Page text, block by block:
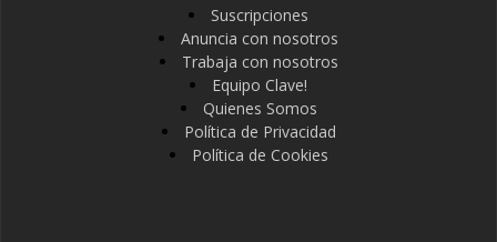
Suscripciones
Anuncia con nosotros
Trabaja con nosotros
Equipo Clave!
Quienes Somos
Política de Privacidad
Política de Cookies